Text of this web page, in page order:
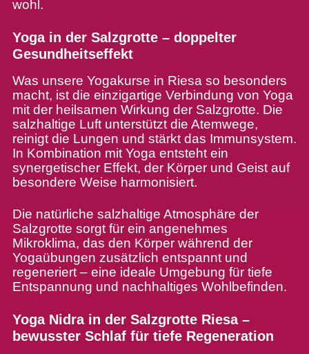
wohl.
Yoga in der Salzgrotte – doppelter
Gesundheitseffekt
Was unsere Yogakurse in Riesa so besonders
macht, ist die einzigartige Verbindung von Yoga
mit der heilsamen Wirkung der Salzgrotte. Die
salzhaltige Luft unterstützt die Atemwege,
reinigt die Lungen und stärkt das Immunsystem.
In Kombination mit Yoga entsteht ein
synergetischer Effekt, der Körper und Geist auf
besondere Weise harmonisiert.
Die natürliche salzhaltige Atmosphäre der
Salzgrotte sorgt für ein angenehmes
Mikroklima, das den Körper während der
Yogaübungen zusätzlich entspannt und
regeneriert – eine ideale Umgebung für tiefe
Entspannung und nachhaltiges Wohlbefinden.
Yoga Nidra in der Salzgrotte Riesa –
bewusster Schlaf für tiefe Regeneration